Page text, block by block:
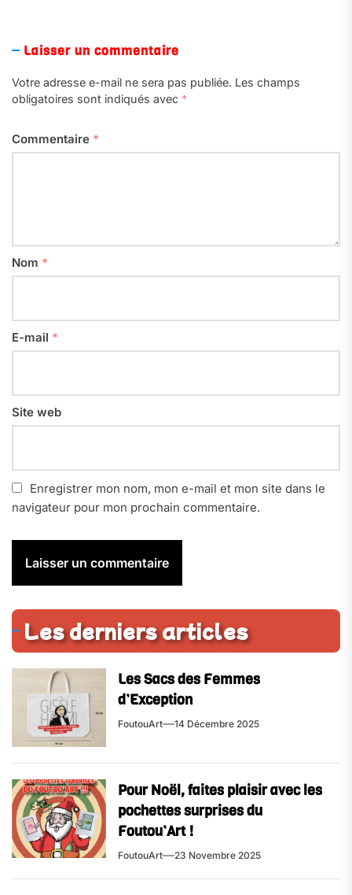
Laisser un commentaire
Votre adresse e-mail ne sera pas publiée. Les champs
obligatoires sont indiqués avec *
Commentaire *
Nom *
E-mail *
Site web
Enregistrer mon nom, mon e-mail et mon site dans le
navigateur pour mon prochain commentaire.
Les derniers articles
Les Sacs des Femmes
d’Exception
FoutouArt 14 Décembre 2025
Pour Noël, faites plaisir avec les
pochettes surprises du
Foutou’Art !
FoutouArt 23 Novembre 2025